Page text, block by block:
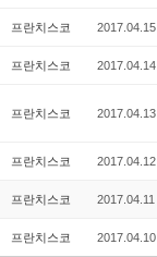
프란치스코 2017.04.15
프란치스코 2017.04.14
프란치스코 2017.04.13
프란치스코 2017.04.12
프란치스코 2017.04.11
프란치스코 2017.04.10